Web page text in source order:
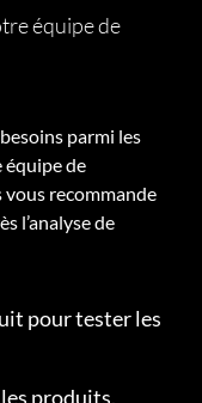
équipe de
parmi les
équipe de
vous recommande
l’analyse de
pour tester les
produits,